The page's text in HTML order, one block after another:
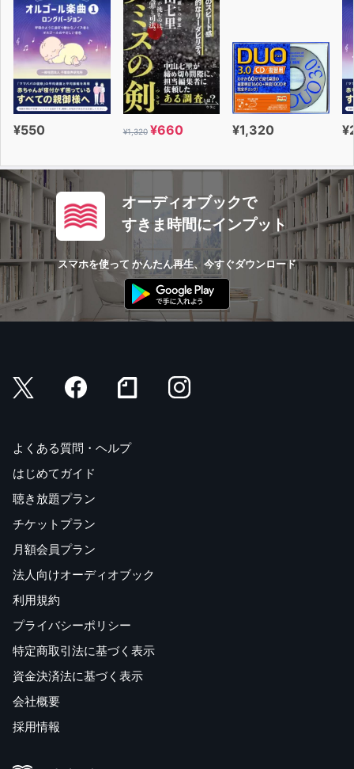
¥550 ¥1,320 ¥660 ¥1,320
オーディオブックで
すきま時間にインプット
スマホを使って かんたん再生、今すぐダウンロード
よくある質問・ヘルプ
はじめてガイド
聴き放題プラン
チケットプラン
月額会員プラン
法人向けオーディオブック
利用規約
プライバシーポリシー
特定商取引法に基づく表示
資金決済法に基づく表示
会社概要
採用情報